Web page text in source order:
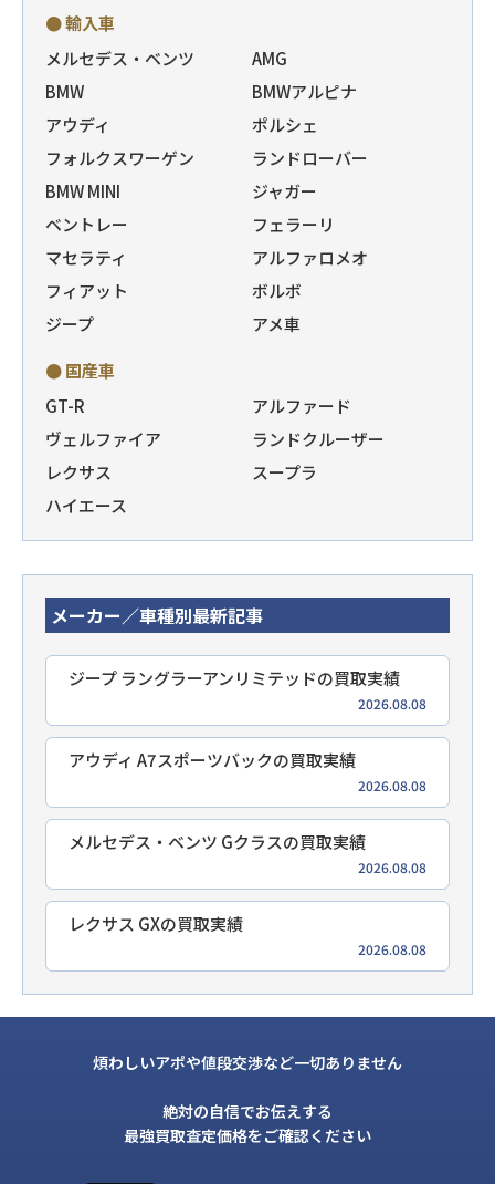
● 輸入車
メルセデス・ベンツ
AMG
BMW
BMWアルピナ
アウディ
ポルシェ
フォルクスワーゲン
ランドローバー
BMW MINI
ジャガー
ベントレー
フェラーリ
マセラティ
アルファロメオ
フィアット
ボルボ
ジープ
アメ車
● 国産車
GT-R
アルファード
ヴェルファイア
ランドクルーザー
レクサス
スープラ
ハイエース
メーカー／車種別最新記事
ジープ ラングラーアンリミテッドの買取実績
2026.08.08
アウディ A7スポーツバックの買取実績
2026.08.08
メルセデス・ベンツ Gクラスの買取実績
2026.08.08
レクサス GXの買取実績
2026.08.08
煩わしいアポや値段交渉など一切ありません
絶対の自信でお伝えする
最強買取査定価格をご確認ください